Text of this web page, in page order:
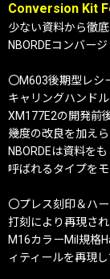
Conversion Kit
少ない資料から徹
NBORDEコンバー
〇M603後期型レシ
キャリングハンド
XM177E2の開発前
幾度の改良を加え
NBORDEは資料を
呼ばれるタイプを
〇プレス刻印＆ハ
打刻により再現さ
M16カラーMil規格
ィティールを再現し